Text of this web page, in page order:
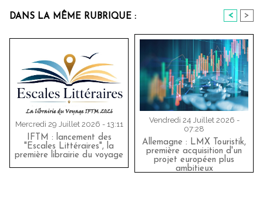
DANS LA MÊME RUBRIQUE : < >
Mercredi 29 Juillet 2026 - 13:11
IFTM : lancement des
"Escales Littéraires", la
première librairie du voyage
Vendredi 24 Juillet 2026 -
07:28
Allemagne : LMX Touristik,
première acquisition d'un
projet européen plus
ambitieux